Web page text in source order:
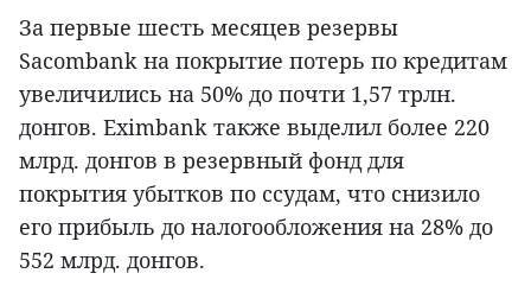
За первые шесть месяцев резервы
Sacombank на покрытие потерь по кредитам
увеличились на 50% до почти 1,57 трлн.
донгов. Eximbank также выделил более 220
млрд. донгов в резервный фонд для
покрытия убытков по ссудам, что снизило
его прибыль до налогообложения на 28% до
552 млрд. донгов.